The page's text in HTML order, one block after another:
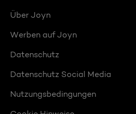
Über Joyn
Werben auf Joyn
Datenschutz
Datenschutz Social Media
Nutzungsbedingungen